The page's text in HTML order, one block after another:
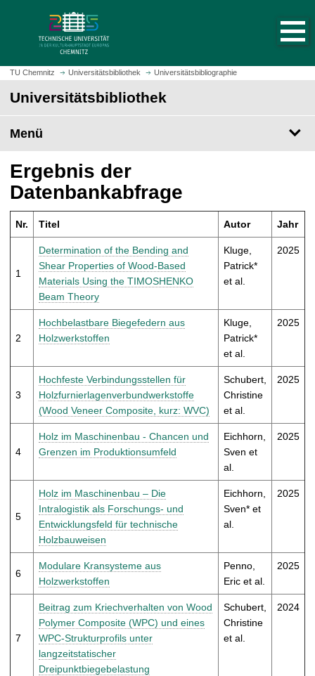
z
m
t
e
i
t
u
f
u
f
TU Chemnitz Universitätsbibliothek Universitätsbibliographie
Universitätsbibliothek
Menü
Ergebnis der
Datenbankabfrage
Nr. Titel Autor Jahr
1
Determination of the Bending and
Shear Properties of Wood-Based
Materials Using the TIMOSHENKO
Beam Theory
Kluge,
Patrick*
et al.
2025
2
Hochbelastbare Biegefedern aus
Holzwerkstoffen
Kluge,
Patrick*
et al.
2025
3
Hochfeste Verbindungsstellen für
Holzfurnierlagenverbundwerkstoffe
(Wood Veneer Composite, kurz: WVC)
Schubert,
Christine
et al.
2025
4
Holz im Maschinenbau - Chancen und
Grenzen im Produktionsumfeld
Eichhorn,
Sven et
al.
2025
5
Holz im Maschinenbau – Die
Intralogistik als Forschungs- und
Entwicklungsfeld für technische
Holzbauweisen
Eichhorn,
Sven* et
al.
2025
6
Modulare Kransysteme aus
Holzwerkstoffen
Penno,
Eric et al.
2025
7
Beitrag zum Kriechverhalten von Wood
Polymer Composite (WPC) und eines
WPC-Strukturprofils unter
langzeitstatischer
Dreipunktbiegebelastung
Schubert,
Christine
et al.
2024